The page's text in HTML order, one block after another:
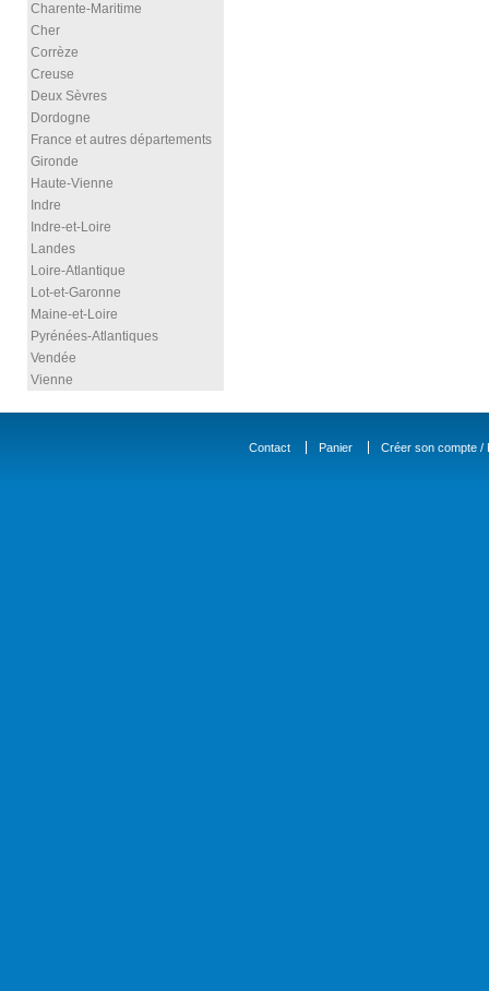
Charente-Maritime
Cher
Corrèze
Creuse
Deux Sèvres
Dordogne
France et autres départements
Gironde
Haute-Vienne
Indre
Indre-et-Loire
Landes
Loire-Atlantique
Lot-et-Garonne
Maine-et-Loire
Pyrénées-Atlantiques
Vendée
Vienne
Contact Panier Créer son compte /